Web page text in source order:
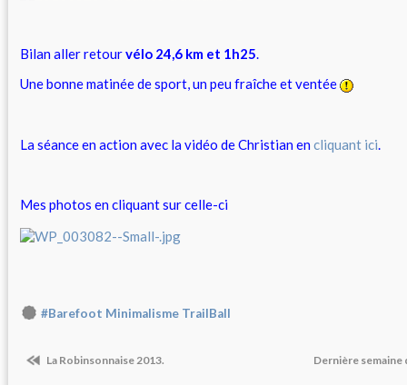
Bilan aller retourvélo 24,6 km et 1h25.
Une bonne matinée de sport, un peu fraîche et ventée
La séance en action avec la vidéo de Christian encliquant ici.
Mes photos en cliquant sur celle-ci
#Barefoot Minimalisme TrailBall
La Robinsonnaise 2013. Dernière